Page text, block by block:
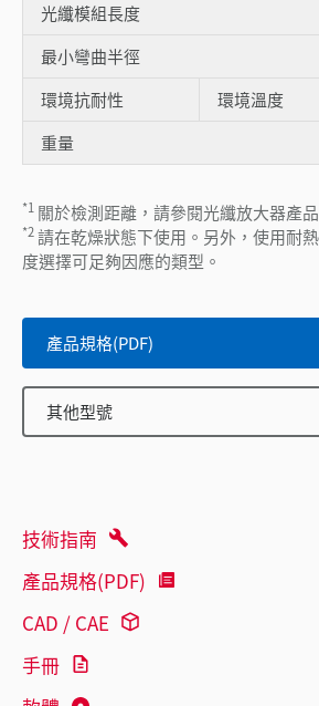
光纖模組長度
最小彎曲半徑
環境抗耐性
環境溫度
重量
*1 關於檢測距離，請參閱光纖放大器產
*2請在乾燥狀態下使用。另外，使用耐
度選擇可足夠因應的類型。
產品規格(PDF)
其他型號
技術指南
產品規格(PDF)
CAD / CAE
手冊